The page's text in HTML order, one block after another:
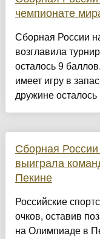
чемпионате
Сборная России
возглавила
осталось 9
имеет игру в
дружине осталось
Сборная
выиграла
Пекине
Российские
очков, оставив
на Олимпиаде в